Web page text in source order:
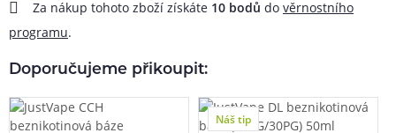
Za nákup tohoto zboží získáte 10 bodů do věrnostního
programu.
Doporučujeme přikoupit:
Náš tip